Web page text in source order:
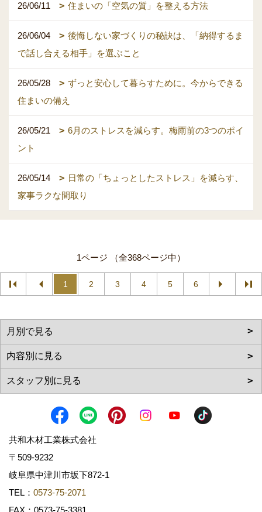
26/06/11 住まいの「空気の質」を整える方法
26/06/04
後悔しない家づくりの秘訣は、「納得するま
で話し合える相手」を選ぶこと
26/05/28
ずっと安心して暮らすために。今からできる
住まいの備え
26/05/21
6月のストレスを減らす。梅雨前の3つのポイ
ント
26/05/14
日常の「ちょっとしたストレス」を減らす、
家事ラクな間取り
1ページ （全368ページ中）
1 2 3 4 5 6
共和木材工業株式会社
〒509-9232
岐阜県中津川市坂下872‐1
TEL： 0573-75-2071
FAX：0573-75-3381